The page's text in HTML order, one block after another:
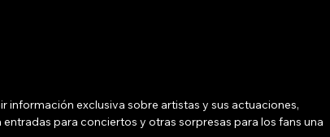
información exclusiva sobre artistas y sus actuaciones,
para conciertos y otras sorpresas para los fans una